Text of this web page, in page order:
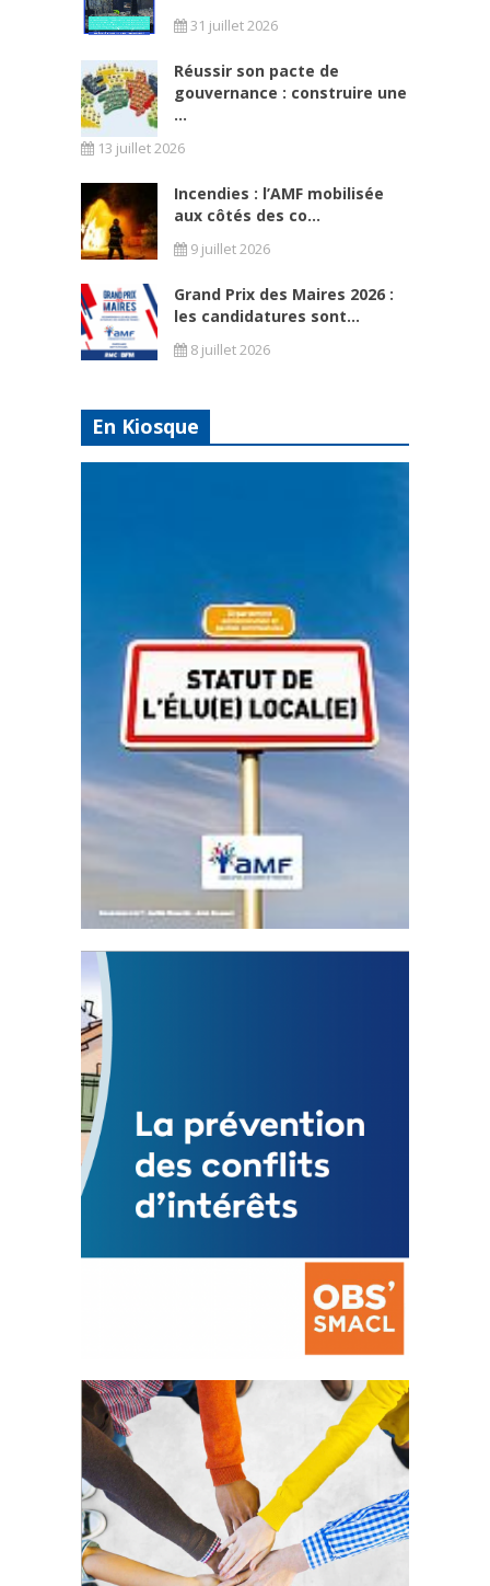
31 juillet 2026
Réussir son pacte de
gouvernance : construire une
...
13 juillet 2026
Incendies : l’AMF mobilisée
aux côtés des co...
9 juillet 2026
Grand Prix des Maires 2026 :
les candidatures sont...
8 juillet 2026
En Kiosque
Statut de l’élu local
3 avril 2024
Mise à jour avril 2024
FEUILLETER
La prévention des conflits
d’intérêts
18 septembre 2023
FEUILLETER